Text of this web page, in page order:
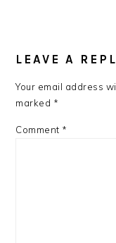
LEAVE A
Your email address
marked *
Comment *